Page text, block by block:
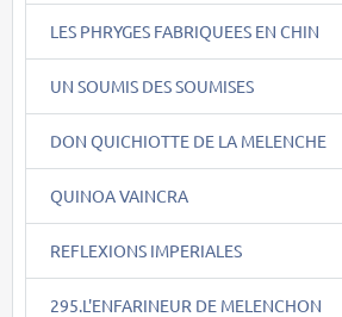
LES PHRYGES FABRIQUEES EN CHIN
UN SOUMIS DES SOUMISES
DON QUICHIOTTE DE LA MELENCHE
QUINOA VAINCRA
REFLEXIONS IMPERIALES
295.L'ENFARINEUR DE MELENCHON